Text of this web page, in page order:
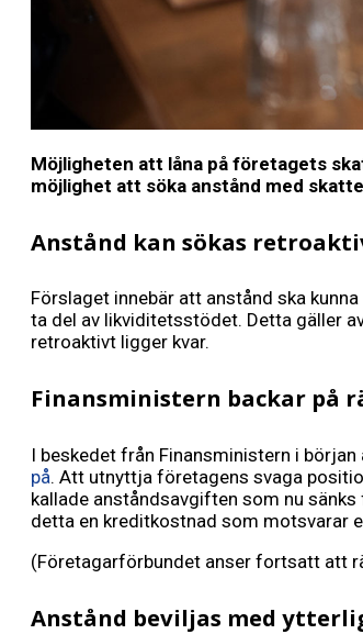
Möjligheten att låna på företagets
möjlighet att söka anstånd med
Anstånd kan sökas
Förslaget innebär att anstånd ska
ta del av likviditetsstödet. Detta gäller
retroaktivt ligger kvar.
Finansministern backar på
I beskedet från Finansministern i
på. Att utnyttja företagens svaga
kallade anståndsavgiften som nu
detta en kreditkostnad som motsvarar
(Företagarförbundet anser fortsatt att
Anstånd beviljas med